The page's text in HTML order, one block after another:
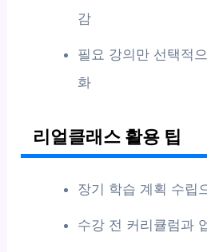
감
필요 강의만 선택적
화
리얼클래스 활용 팁
장기 학습 계획 수립
수강 전 커리큘럼과